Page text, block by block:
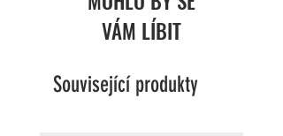
Použití: vnitřní
Barva světel: teplá bíláVÁM LÍBIT
Související produkty